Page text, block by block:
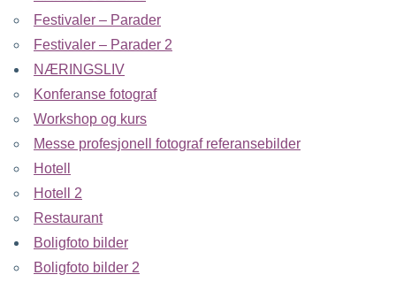
Festivaler – Parader
Festivaler – Parader 2
NÆRINGSLIV
Konferanse fotograf
Workshop og kurs
Messe profesjonell fotograf referansebilder
Hotell
Hotell 2
Restaurant
Boligfoto bilder
Boligfoto bilder 2